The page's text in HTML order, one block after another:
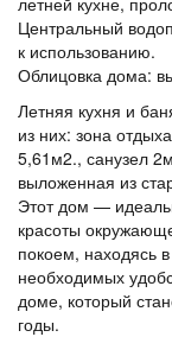
Центральный
к использованию.
Облицовка дома:
Летняя кухня и
из них: зона
5,61м2., санузел
выложенная из
Этот дом —
красоты
покоем, находясь
необходимых
доме, который
годы.